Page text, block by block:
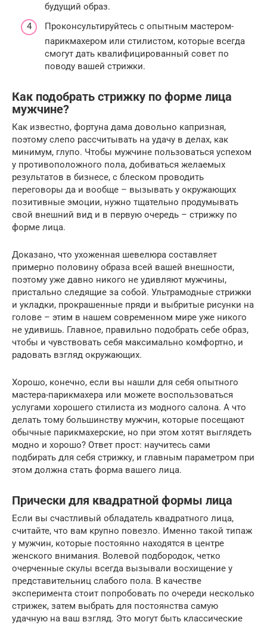
будущий образ.
Проконсультируйтесь с опытным мастером-
парикмахером или стилистом, которые всегда
смогут дать квалифицированный совет по
поводу вашей стрижки.
Как подобрать стрижку по форме лица
мужчине?
Как известно, фортуна дама довольно капризная,
поэтому слепо рассчитывать на удачу в делах, как
минимум, глупо. Чтобы мужчине пользоваться успехом
у противоположного пола, добиваться желаемых
результатов в бизнесе, с блеском проводить
переговоры да и вообще – вызывать у окружающих
позитивные эмоции, нужно тщательно продумывать
свой внешний вид и в первую очередь – стрижку по
форме лица.
Доказано, что ухоженная шевелюра составляет
примерно половину образа всей вашей внешности,
поэтому уже давно никого не удивляют мужчины,
пристально следящие за собой. Ультрамодные стрижки
и укладки, прокрашенные пряди и выбритые рисунки на
голове – этим в нашем современном мире уже никого
не удивишь. Главное, правильно подобрать себе образ,
чтобы и чувствовать себя максимально комфортно, и
радовать взгляд окружающих.
Хорошо, конечно, если вы нашли для себя опытного
мастера-парикмахера или можете воспользоваться
услугами хорошего стилиста из модного салона. А что
делать тому большинству мужчин, которые посещают
обычные парикмахерские, но при этом хотят выглядеть
модно и хорошо? Ответ прост: научитесь сами
подбирать для себя стрижку, и главным параметром при
этом должна стать форма вашего лица.
Прически для квадратной формы лица
Если вы счастливый обладатель квадратного лица,
считайте, что вам крупно повезло. Именно такой типаж
у мужчин, которые постоянно находятся в центре
женского внимания. Волевой подбородок, четко
очерченные скулы всегда вызывали восхищение у
представительниц слабого пола. В качестве
эксперимента стоит попробовать по очереди несколько
стрижек, затем выбрать для постоянства самую
удачную на ваш взгляд. Это могут быть классические